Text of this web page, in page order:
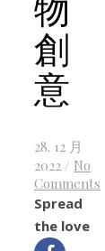
創
意
28. 12 月
2022 / No
Comments
Spread
the love